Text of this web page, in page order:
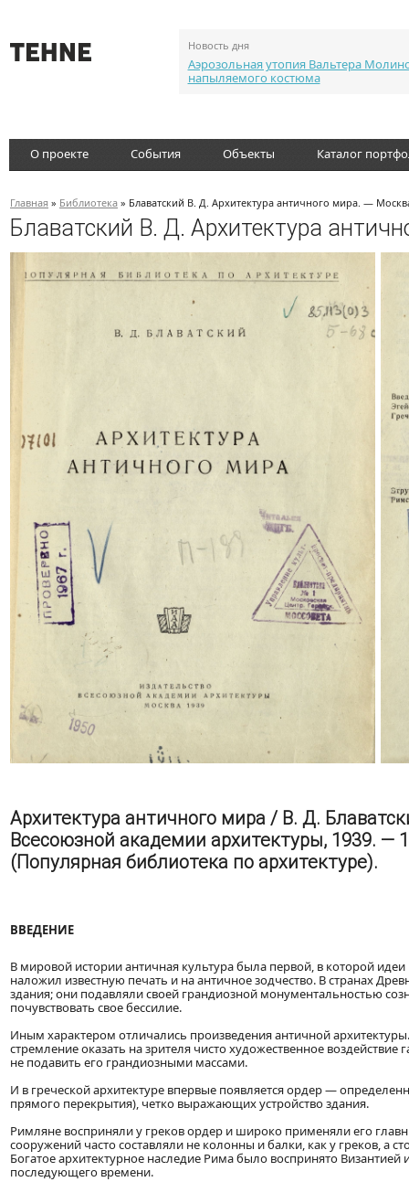
Новость дня
Аэрозольная утопия Вальтера
напыляемого костюма
О проекте События Объекты Каталог
Главная » Библиотека » Блаватский В. Д. Архитектура античного мира. —
Блаватский В. Д. Архитектура
Архитектура античного мира / В. Д.
Всесоюзной академии архитектуры, 1939. —
(Популярная библиотека по архитектуре).
ВВЕДЕНИЕ
В мировой истории античная культура была первой, в которой
наложил известную печать и на античное зодчество. В странах
здания; они подавляли своей грандиозной монументальностью
почувствовать свое бессилие.
Иным характером отличались произведения античной
стремление оказать на зрителя чисто художественное
не подавить его грандиозными массами.
И в греческой архитектуре впервые появляется ордер —
прямого перекрытия), четко выражающих устройство здания.
Римляне восприняли у греков ордер и широко применяли его
сооружений часто составляли не колонны и балки, как у греков, а
Богатое архитектурное наследие Рима было воспринято
последующего времени.